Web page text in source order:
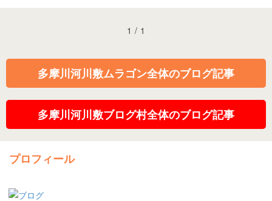
1 / 1
多摩川河川敷ムラゴン全体のブログ記事
多摩川河川敷ブログ村全体のブログ記事
プロフィール